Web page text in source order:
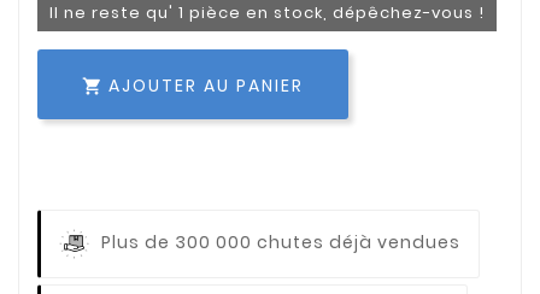
Il ne reste qu' 1 pièce en stock, dépêchez-vous !
 AJOUTER AU PANIER
Plus de 300 000 chutes déjà vendues